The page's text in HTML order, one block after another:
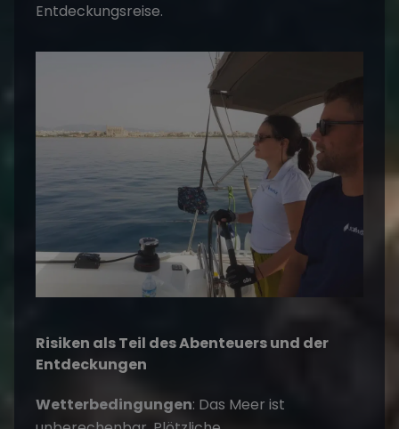
Entdeckungsreise.
Risiken als Teil des Abenteuers und der
Entdeckungen
Wetterbedingungen: Das Meer ist